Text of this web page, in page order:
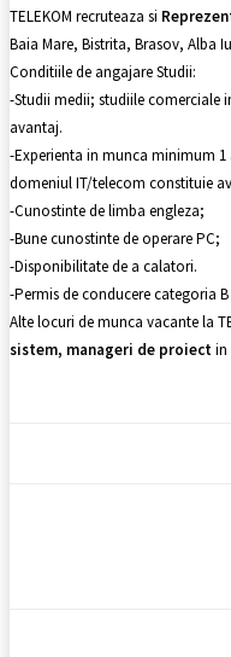
TELEKOM recruteaza si
Baia Mare, Bistrita, Brasov, Alba
Conditiile de angajare Studii:
-Studii medii; studiile
avantaj.
-Experienta in munca minimum
domeniul IT/telecom constituie
-Cunostinte de limba engleza;
-Bune cunostinte de operare PC;
-Disponibilitate de a calatori.
-Permis de conducere categoria
Alte locuri de munca vacante la
sistem, manageri de proiectin